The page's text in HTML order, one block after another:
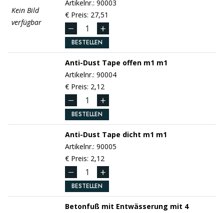
Kein Bild
verfügbar
Artikelnr.: 90003
€ Preis: 27,51
BESTELLEN
Anti-Dust Tape offen m1 m1
Artikelnr.: 90004
€ Preis: 2,12
BESTELLEN
Anti-Dust Tape dicht m1 m1
Artikelnr.: 90005
€ Preis: 2,12
BESTELLEN
Betonfuß mit Entwässerung mit 4